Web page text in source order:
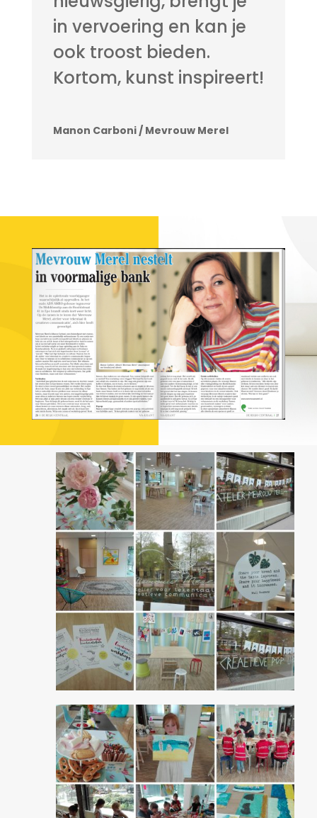
in vervoering en kan je
ook troost bieden.
Kortom, kunst inspireert!
Manon Carboni / Mevrouw Merel